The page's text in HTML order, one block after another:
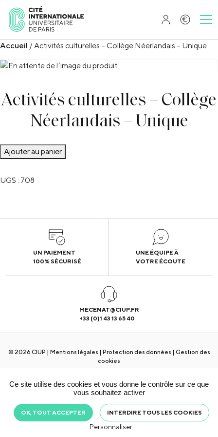
Accueil / Activités culturelles – Collège Néerlandais – Unique
Activités culturelles – Collège
Néerlandais – Unique
quantité
de
culturelles
Néerlandais
Ajouter au panier
UGS : 708
UN PAIEMENT
100% SÉCURISÉ
UNE ÉQUIPE À
VOTRE ÉCOUTE
MECENAT@CIUP.FR
+33 (0)1 43 13 65 40
© 2026 CIUP | Mentions légales | Protection des données | Gestion des
cookies
Ce site utilise des cookies et vous donne le contrôle sur ce que
vous souhaitez activer
OK, TOUT ACCEPTER INTERDIRE TOUS LES COOKIES
Personnaliser